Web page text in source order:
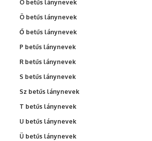
O betűs lánynevek
Ö betűs lánynevek
Ő betűs lánynevek
P betűs lánynevek
R betűs lánynevek
S betűs lánynevek
Sz betűs lánynevek
T betűs lánynevek
U betűs lánynevek
Ü betűs lánynevek